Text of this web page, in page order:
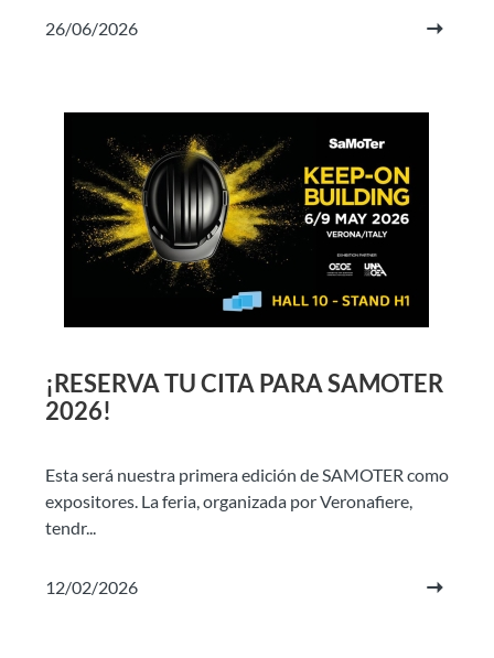
26/06/2026
¡RESERVA TU CITA PARA SAMOTER
2026!
Esta será nuestra primera edición de SAMOTER como
expositores. La feria, organizada por Veronafiere,
tendr...
12/02/2026